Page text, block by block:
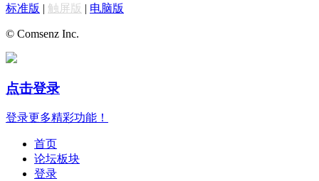
标准版 | 触屏版 | 电脑版
© Comsenz Inc.
点击登录
登录更多精彩功能！
首页
论坛板块
登录